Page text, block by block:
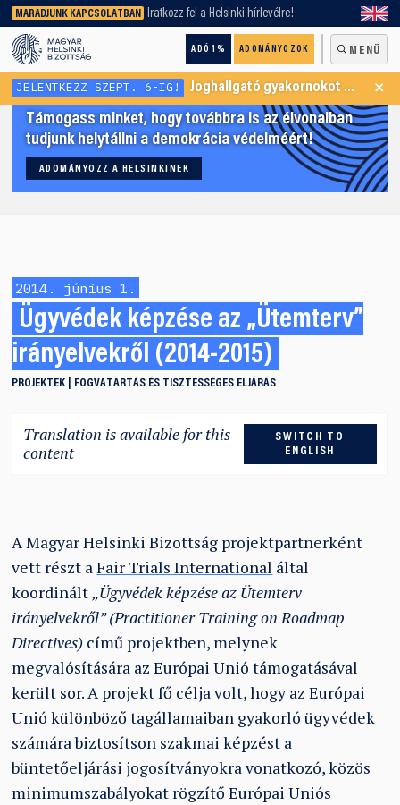
MARADJUNK KAPCSOLATBAN Iratkozz fel a Helsinki hírlevélre!
ADÓ 1% ADOMÁNYOZOK MENÜ
keresőnket!
JELENTKEZZ SZEPT. 6-IG! Joghallgató gyakornokot keresünk Menekültügyi Programunkba ×
Támogass minket, hogy továbbra is az élvonalban
tudjunk helytállni a demokrácia védelméért!
ADOMÁNYOZZ A HELSINKINEK
2014. június 1.
Ügyvédek képzése az „Ütemterv”
irányelvekről (2014-2015)
PROJEKTEK FOGVATARTÁS ÉS TISZTESSÉGES ELJÁRÁS
Translation is available for this
content
SWITCH TO
ENGLISH
A Magyar Helsinki Bizottság projektpartnerként
vett részt aFair Trials International által
koordinált„Ügyvédek képzése az Ütemterv
irányelvekről” (Practitioner Training on Roadmap
Directives) című projektben, melynek
megvalósítására az Európai Unió támogatásával
került sor. A projekt fő célja volt, hogy az Európai
Unió különböző tagállamaiban gyakorló ügyvédek
számára biztosítson szakmai képzést a
büntetőeljárási jogosítványokra vonatkozó, közös
minimumszabályokat rögzítő Európai Uniós